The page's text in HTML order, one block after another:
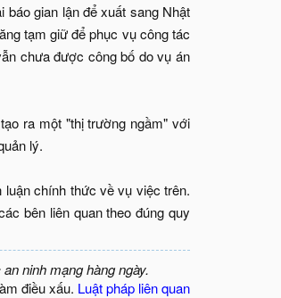
gian lận để xuất sang Nhật
tạm giữ để phục vụ công tác
chưa được công bố do vụ án
ra một "thị trường ngầm" với
lý.
luận chính thức về vụ việc trên.
bên liên quan theo đúng quy
ninh mạng hàng ngày.
điều xấu. Luật pháp liên quan